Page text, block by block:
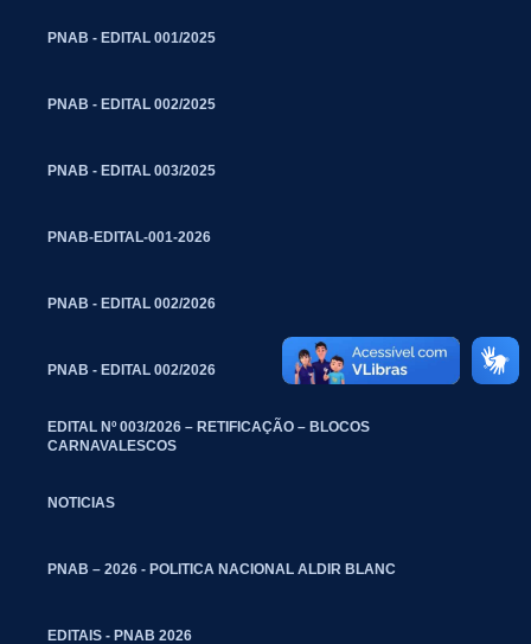
PNAB - EDITAL 001/2025
PNAB - EDITAL 002/2025
PNAB - EDITAL 003/2025
PNAB-EDITAL-001-2026
PNAB - EDITAL 002/2026
PNAB - EDITAL 002/2026
EDITAL Nº 003/2026 – RETIFICAÇÃO – BLOCOS
CARNAVALESCOS
NOTICIAS
PNAB – 2026 - POLITICA NACIONAL ALDIR BLANC
EDITAIS - PNAB 2026